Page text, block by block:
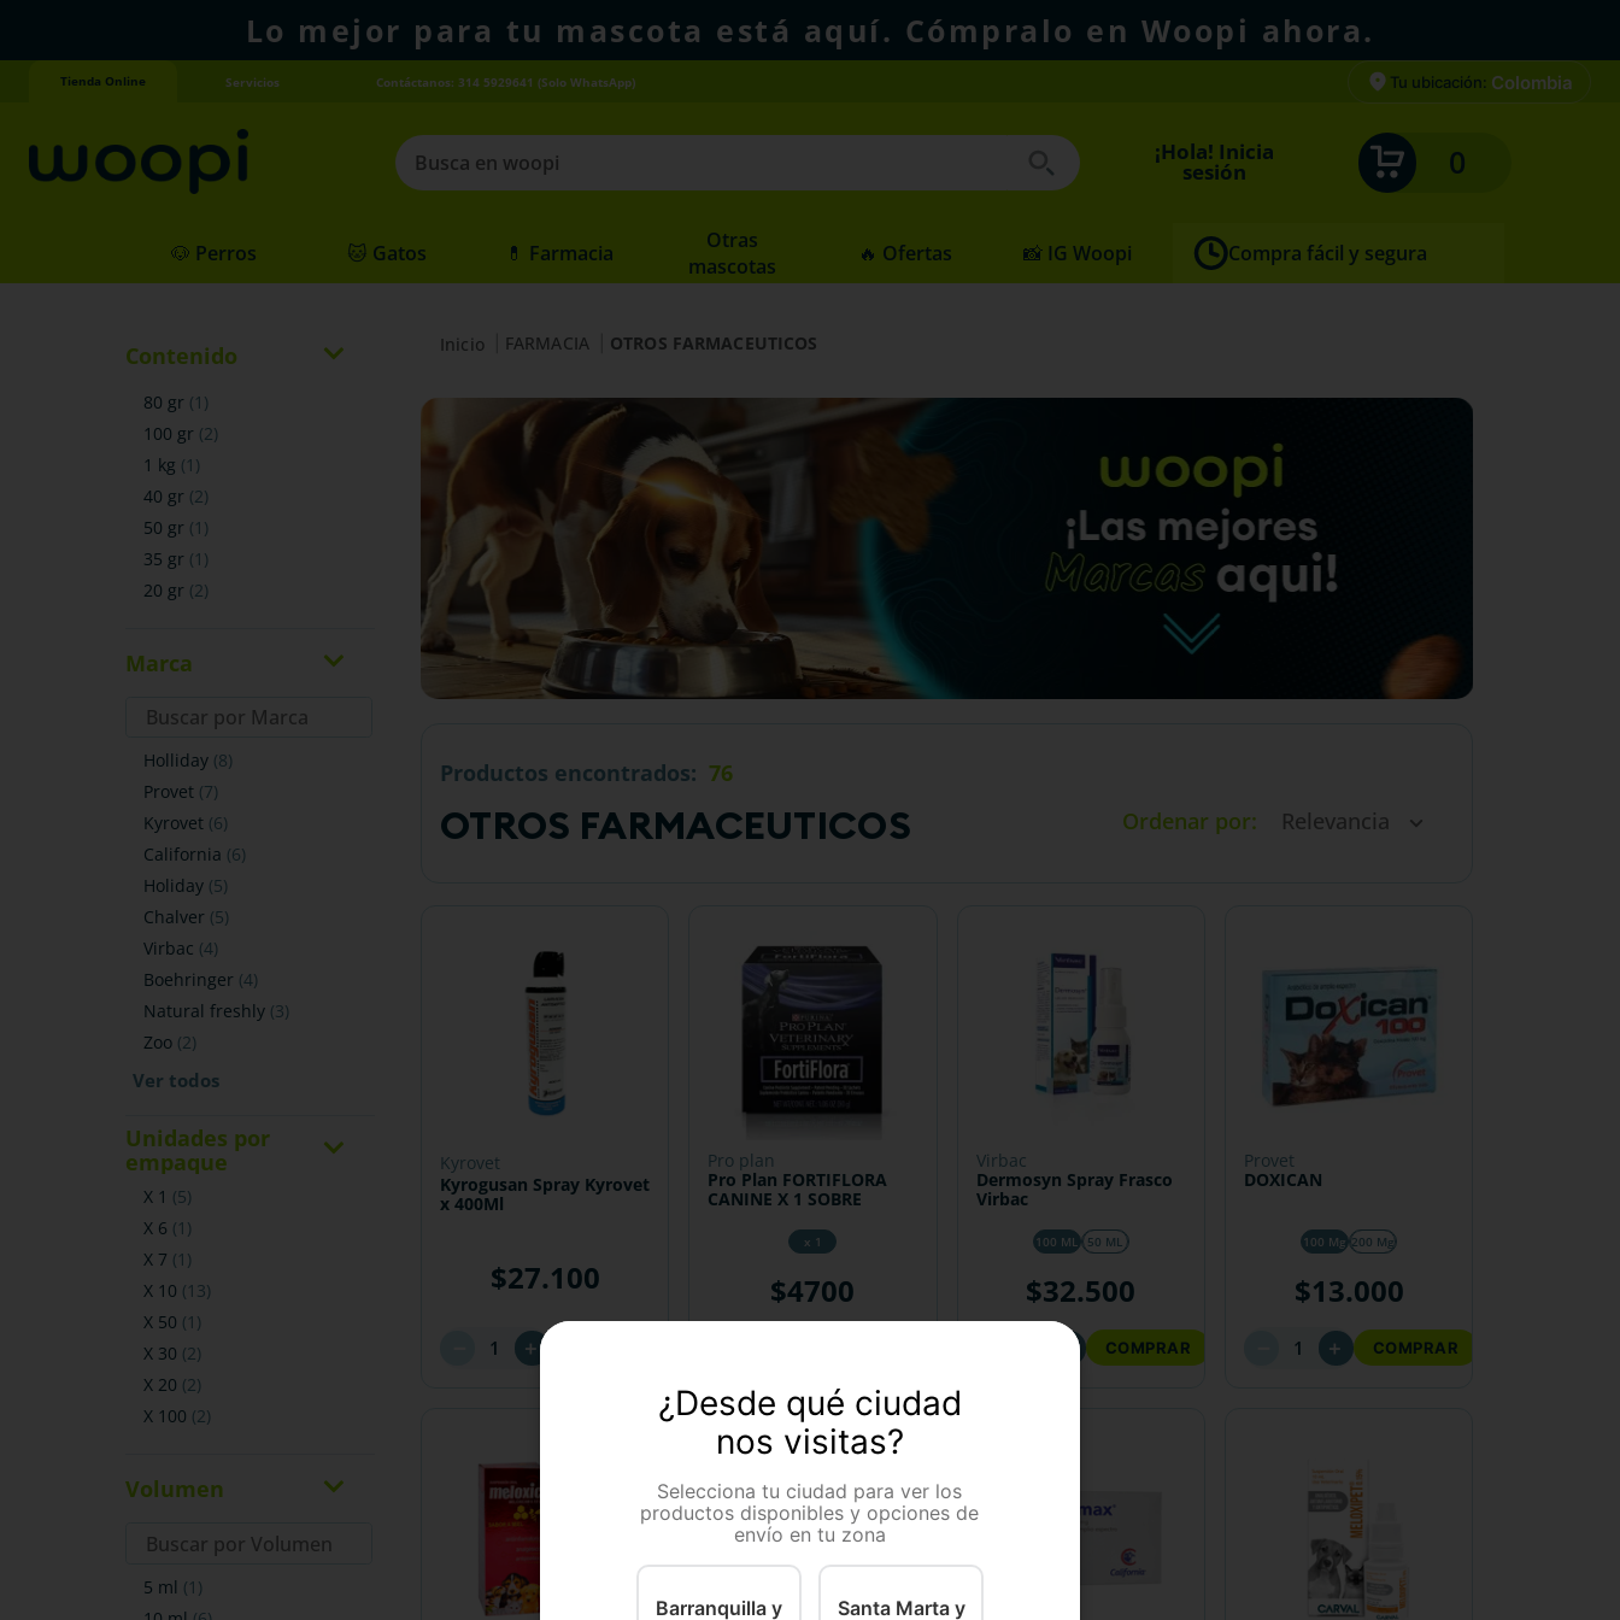
Lo mejor para tu mascota está aquí. Cómpralo en Woopi ahora.
Tienda Online Servicios Contáctanos: 314 5929641 (Solo WhatsApp) Tu ubicación: Colombia
Busca en woopi
1
agility gold
nexgard
¡Hola! Inicia
sesión 0
🐶 Perros 🐱 Gatos 💊 Farmacia
Otras
mascotas
🔥 Ofertas 📸 IG Woopi Compra fácil y segura
Contenido
80 gr (1 )
100 gr (2)
1 kg (1 )
40 gr (2)
50 gr (1 )
35 gr (1 )
20 gr (2)
Marca
holliday (8)
provet (7)
kyrovet (6)
california (6)
holiday (5)
chalver (5)
virbac (4)
boehringer (4)
natural freshly (3)
zoo (2)
Unidades por
empaque
x 1 (5)
x 6 (1 )
x 7 (1 )
x 10 (13)
x 50 (1 )
x 30 (2)
x 20 (2)
x 100 (2)
Volumen
5 ml (1 )
FARMACIA OTROS FARMACEUTICOS
76
Productos
OTROS FARMACEUTICOS Ordenar por Relevancia
kyrovet
Kyrogusan Spray Kyrovet
x 400Ml
$27.100
＋
pro plan
Pro Plan FORTIFLORA
CANINE X 1 SOBRE
x 1
$4700
virbac
Dermosyn Spray Frasco
Virbac
100 ML 50 ML
$32.500
COMPRAR
provet
DOXICAN
100 Mg 200 Mg
$13.000
＋ COMPRAR
¿Desde qué ciudad
nos visitas?
Selecciona tu ciudad para ver los
productos disponibles y opciones de
envío en tu zona
Barranquilla y
Santa Marta y